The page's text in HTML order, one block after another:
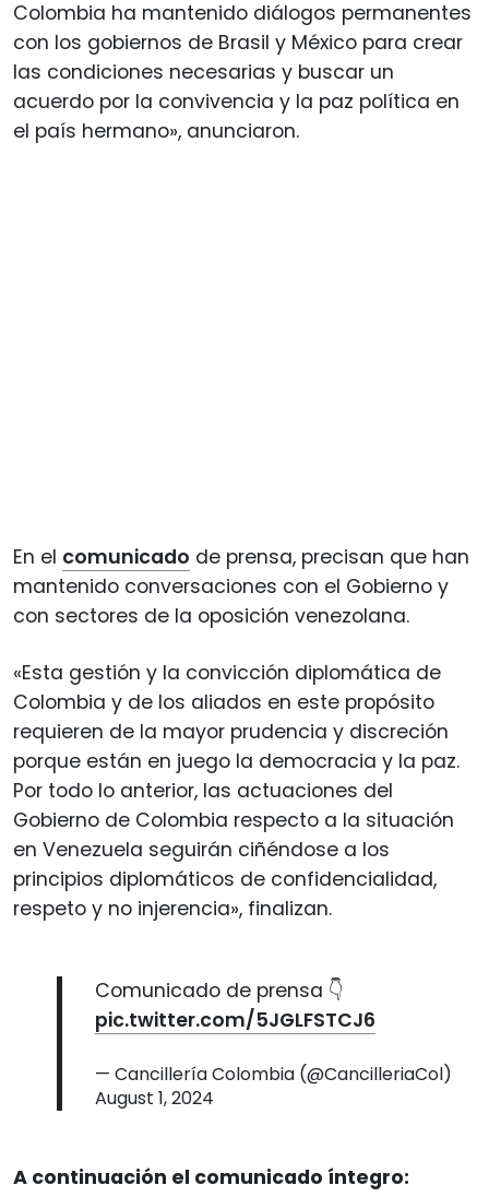
Colombia ha mantenido diálogos permanentes
con los gobiernos de Brasil y México para crear
las condiciones necesarias y buscar un
acuerdo por la convivencia y la paz política en
el país hermano», anunciaron.
En el comunicado de prensa, precisan que han
mantenido conversaciones con el Gobierno y
con sectores de la oposición venezolana.
«Esta gestión y la convicción diplomática de
Colombia y de los aliados en este propósito
requieren de la mayor prudencia y discreción
porque están en juego la democracia y la paz.
Por todo lo anterior, las actuaciones del
Gobierno de Colombia respecto a la situación
en Venezuela seguirán ciñéndose a los
principios diplomáticos de confidencialidad,
respeto y no injerencia», finalizan.
Comunicado de prensa 👇
pic.twitter.com/5JGLFSTCJ6
— Cancillería Colombia (@CancilleriaCol)
August 1, 2024
A continuación el comunicado íntegro: